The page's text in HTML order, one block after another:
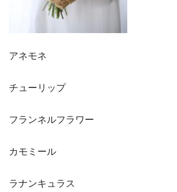
アネモネ
チューリップ
フランネルフラワー
カモミール
ラナンキュラス